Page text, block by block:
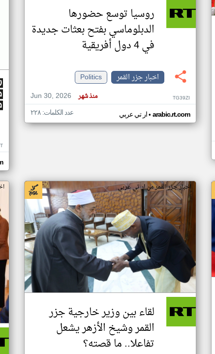
روسيا توسع حضورها
الدبلوماسي بفتح بعثات جديدة
في 4 دول أفريقية
اخبار جزر القمر
Politics
Jun 30, 2026
منذ شهر TG39ZI
ار تي عربي• arabic.rt.com عدد الكلمات: ٢٢٨
اخبار جزر القمر من ار تي عربي
لقاء بين وزير خارجية جزر
القمر وشيخ الأزهر يشعل
تفاعلا.. ما قصته؟